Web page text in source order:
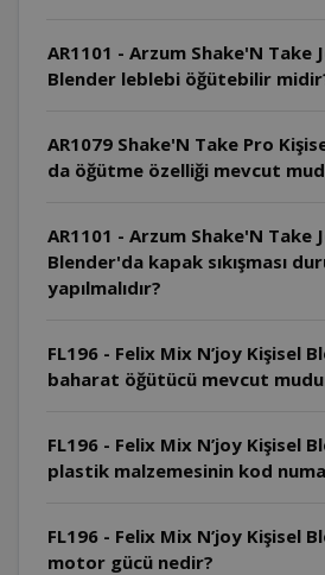
AR1101 - Arzum Shake'N Take
Blender leblebi öğütebilir
AR1079 Shake'N Take Pro
da öğütme özelliği mevcut
AR1101 - Arzum Shake'N Take
Blender'da kapak sıkışması
yapılmalıdır?
FL196 - Felix Mix N’joy Kişisel
baharat öğütücü mevcut
FL196 - Felix Mix N’joy Kişisel
plastik malzemesinin kod
FL196 - Felix Mix N’joy Kişisel
motor gücü nedir?